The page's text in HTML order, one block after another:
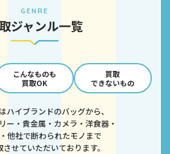
GENRE
ジャンル一覧
こんなものも
買取OK
買取
できないもの
ハイブランドのバッグから、
ー・貴金属・カメラ・洋食器・
他社で断わられたモノまで
せていただいております。